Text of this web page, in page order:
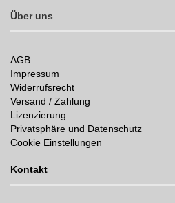
Über uns
AGB
Impressum
Widerrufsrecht
Versand / Zahlung
Lizenzierung
Privatsphäre und Datenschutz
Cookie Einstellungen
Kontakt